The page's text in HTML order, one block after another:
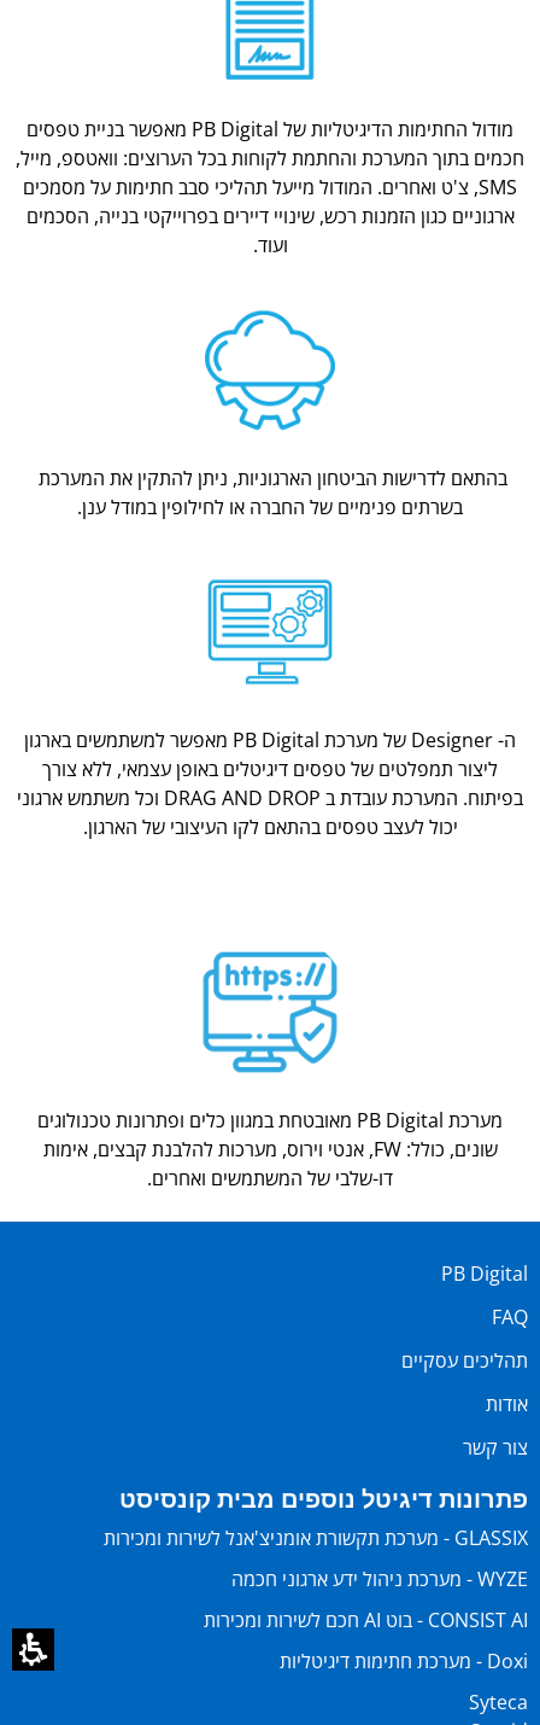
מודול החתימות הדיגיטליות של PB Digital מאפשר בניית טפסים
חכמים בתוך המערכת והחתמת לקוחות בכל הערוצים: וואטספ, מייל,
SMS, צ'ט ואחרים. המודול מייעל תהליכי סבב חתימות על מסמכים
ארגוניים כגון הזמנות רכש, שינויי דיירים בפרוייקטי בנייה, הסכמים
ועוד.
בהתאם לדרישות הביטחון הארגוניות, ניתן להתקין את המערכת
בשרתים פנימיים של החברה או לחילופין במודל ענן.
ה- Designer של מערכת PB Digital מאפשר למשתמשים בארגון
ליצור תמפלטים של טפסים דיגיטלים באופן עצמאי, ללא צורך
בפיתוח. המערכת עובדת ב DRAG AND DROP וכל משתמש ארגוני
יכול לעצב טפסים בהתאם לקו העיצובי של הארגון.
מערכת PB Digital מאובטחת במגוון כלים ופתרונות טכנולוגים
שונים, כולל: FW, אנטי וירוס, מערכות להלבנת קבצים, אימות
דו-שלבי של המשתמשים ואחרים.
PB Digital
FAQ
תהליכים עסקיים
אודות
צור קשר
פתרונות דיגיטל נוספים מבית קונסיסט
GLASSIX - מערכת תקשורת אומניצ'אנל לשירות ומכירות
WYZE - מערכת ניהול ידע ארגוני חכמה
CONSIST AI - בוט AI חכם לשירות ומכירות
Doxi - מערכת חתימות דיגיטליות
Syteca